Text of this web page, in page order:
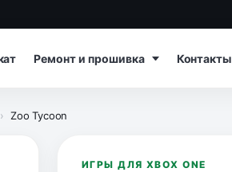
Ремонт и прошивка Контакты
Zoo Tycoon
ИГРЫ ДЛЯ XBOX ONE